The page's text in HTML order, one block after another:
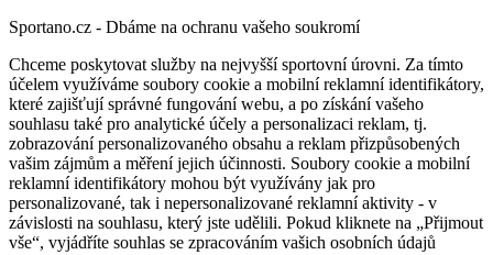
Sportano.cz - Dbáme na ochranu vašeho soukromí
Chceme poskytovat služby na nejvyšší sportovní úrovni. Za tímto
účelem využíváme soubory cookie a mobilní reklamní identifikátory,
které zajišťují správné fungování webu, a po získání vašeho
souhlasu také pro analytické účely a personalizaci reklam, tj.
zobrazování personalizovaného obsahu a reklam přizpůsobených
vašim zájmům a měření jejich účinnosti. Soubory cookie a mobilní
reklamní identifikátory mohou být využívány jak pro
personalizované, tak i nepersonalizované reklamní aktivity - v
závislosti na souhlasu, který jste udělili. Pokud kliknete na „Přijmout
vše“, vyjádříte souhlas se zpracováním vašich osobních údajů